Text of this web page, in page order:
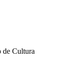
de Cultura